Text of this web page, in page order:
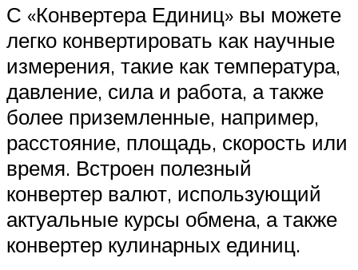
С «Конвертера Единиц» вы можете
легко конвертировать как научные
измерения, такие как температура,
давление, сила и работа, а также
более приземленные, например,
расстояние, площадь, скорость или
время. Встроен полезный
конвертер валют, использующий
актуальные курсы обмена, а также
конвертер кулинарных единиц.